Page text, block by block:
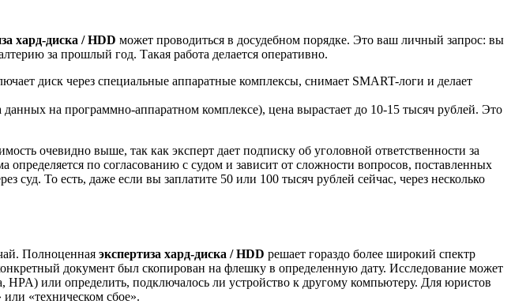
хард-диска / HDD может проводиться в досудебном порядке. Это ваш личный запрос: вы
за прошлый год. Такая работа делается оперативно.
диск через специальные аппаратные комплексы, снимает SMART-логи и делает
на программно-аппаратном комплексе), цена вырастает до 10-15 тысяч рублей. Это
очевидно выше, так как эксперт дает подписку об уголовной ответственности за
по согласованию с судом и зависит от сложности вопросов, поставленных
То есть, даже если вы заплатите 50 или 100 тысяч рублей сейчас, через несколько
Полноценная экспертиза хард-диска / HDD решает гораздо более широкий спектр
документ был скопирован на флешку в определенную дату. Исследование может
или определить, подключалось ли устройство к другому компьютеру. Для юристов
«техническом сбое».